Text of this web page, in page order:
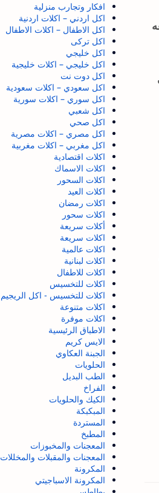
افكار وتجارب منزلية
اكل اردني – اكلات اردنية
اكل الاطفال – اكلات الاطفال
اكل تركى
اكل خليجي
اكل خليجي – اكلات خليجية
اكل دوت نت
اكل سعودي – اكلات سعودية
اكل سوري – اكلات سورية
اكل شعبي
اكل صحي
اكل مصري – اكلات مصرية
اكل مغربي – اكلات مغربية
اكلات اقتصادية
اكلات الاسماك
اكلات السحور
اكلات العيد
اكلات رمضان
اكلات سحور
أكلات سريعة
اكلات سريعة
اكلات عالمية
اكلات لبنانية
اكلات للاطفال
اكلات للتخسيس
اكلات للتخسيس - اكل الريجيم
اكلات متنوعة
اكلات موفرة
الاطباق الرئيسية
الايس كريم
الجبنة العكاوي
الحلويات
الطب البديل
الفراخ
الكيك والحلويات
المبكبكة
المستردة
المطبخ
المعجنات والمخبوزات
المعجنات والمقبلات والمخللات
المكرونة
المكرونة الاسباجيتي